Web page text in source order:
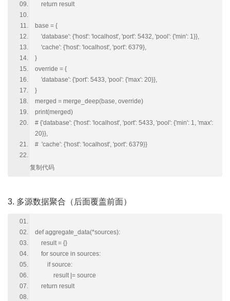
return result
base = {
'database': {'host': 'localhost', 'port': 5432, 'pool': {'min': 1}},
'cache': {'host': 'localhost', 'port': 6379},
}
override = {
'database': {'port': 5433, 'pool': {'max': 20}},
}
merged = merge_deep(base, override)
print(merged)
# {'database': {'host': 'localhost', 'port': 5433, 'pool': {'min': 1, 'max':
20}},
# 'cache': {'host': 'localhost', 'port': 6379}}
复制代码
3. 多源数据聚合（后面覆盖前面）
def aggregate_data(*sources):
result = {}
for source in sources:
if source:
result |= source
return result